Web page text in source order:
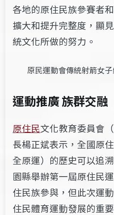
各地的原住民族參賽者
擴大和提升完整度，顯
統文化所做的努力。
原民運動會傳統射箭女
運動推廣 族群交融
原住民文化教育委員會
長楊正斌表示，全國原
全原運）的歷史可以追
園縣舉辦第一屆原住民
住民族參與，但此次運
住民體育運動發展的重